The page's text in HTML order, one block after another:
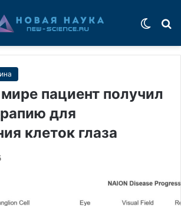
пациент получил
для
клеток глаза